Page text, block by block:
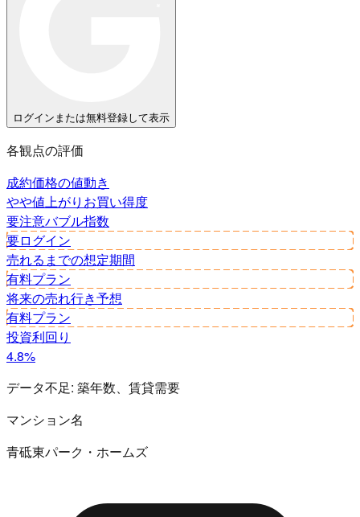
ログインまたは無料登録して表示
各観点の評価
成約価格の値動き
やや値上がり お買い得度
要注意バブル指数
要ログイン
売れるまでの想定期間
有料プラン
将来の売れ行き予想
有料プラン
投資利回り
4.8%
データ不足: 築年数、賃貸需要
マンション名
青砥東パーク・ホームズ